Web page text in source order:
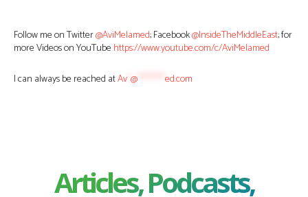
Follow me on Twitter@AviMelamed; Facebook@InsideTheMiddleEast; for
more Videos on YouTube https://www.youtube.com/c/AviMelamed
I can always be reached atAv @ ed.com
Articles, Podcasts,